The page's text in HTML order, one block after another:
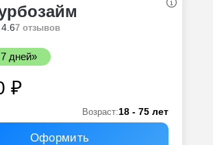
4.67 отзывов
дней»
₽
Возраст:18 - 75 лет
Оформить